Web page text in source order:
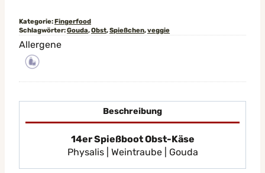
Käse
Menge
Kategorie:Fingerfood
Schlagwörter:Gouda,Obst,Spießchen,veggie
Allergene
Beschreibung
14er Spießboot Obst-Käse
Physalis | Weintraube | Gouda